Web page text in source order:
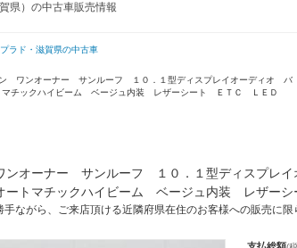
県）の中古車販売情報
ラド・滋賀県の中古車
ワンオーナー サンルーフ １０．１型ディスプレイオーディオ バ
チックハイビーム ベージュ内装 レザーシート ＥＴＣ ＬＥＤ
オーナー サンルーフ １０．１型ディスプレ
トマチックハイビーム ベージュ内装 レザー
がら、ご来店頂ける近隣府県在住のお客様への販売に限